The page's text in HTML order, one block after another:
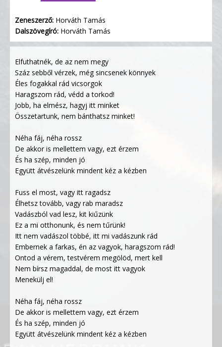
Zeneszerző: Horváth Tamás
Dalszövegíró: Horváth Tamás
Elfuthatnék, de az nem megy
Száz sebből vérzek, még sincsenek könnyek
Éles fogakkal rád vicsorgok
Haragszom rád, védd a torkod!
Jobb, ha elmész, hagyj itt minket
Összetartunk, nem bánthatsz minket!
Néha fáj, néha rossz
De akkor is mellettem vagy, ezt érzem
És ha szép, minden jó
Együtt átvészelünk mindent kéz a kézben
Fuss el most, vagy itt ragadsz
Élhetsz tovább, vagy rab maradsz
Vadászból vad lesz, kit kiűzünk
Ez a mi otthonunk, és nem tűrünk!
Itt nem vadászol többé, itt mi vadászunk rád
Embernek a farkas, én az vagyok, haragszom rád!
Ontod a vérem, testvérem megölöd, mert kell
Nem bírsz magaddal, de most itt vagyok
Menekülj el!
Néha fáj, néha rossz
De akkor is mellettem vagy, ezt érzem
És ha szép, minden jó
Együtt átvészelünk mindent kéz a kézben